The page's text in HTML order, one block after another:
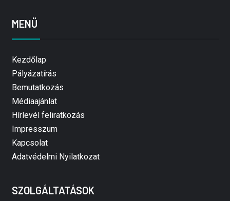
MENÜ
Kezdőlap
Pályázatírás
Bemutatkozás
Médiaajánlat
Hírlevél feliratkozás
Impresszum
Kapcsolat
Adatvédelmi Nyilatkozat
SZOLGÁLTATÁSOK